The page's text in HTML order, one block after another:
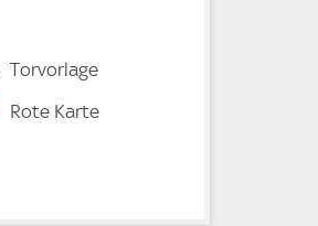
Torvorlage
Rote Karte